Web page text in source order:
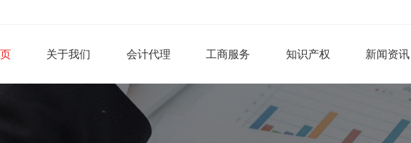
关于我们 会计代理 工商服务 知识产权 新闻资讯